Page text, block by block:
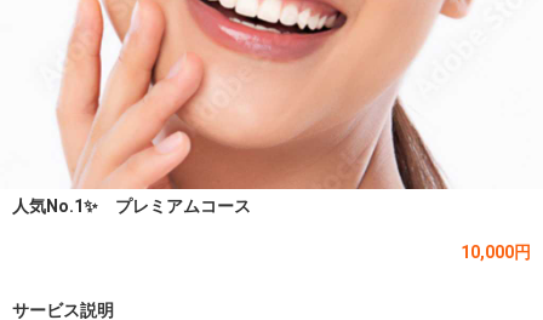
人気No.1✨ プレミアムコース
10,000円
サービス説明